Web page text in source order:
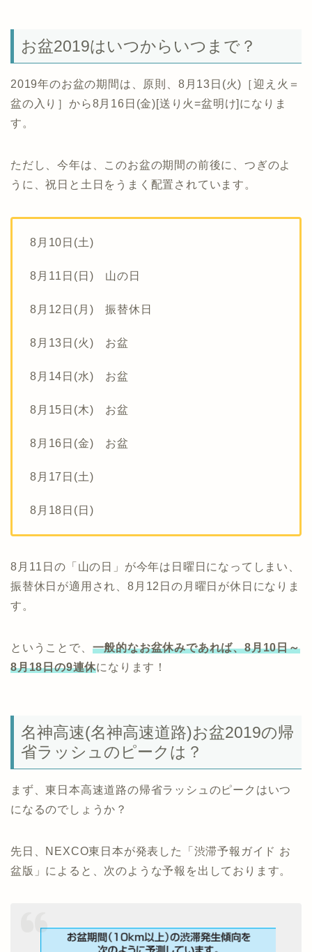
お盆2019はいつからいつまで？
2019年のお盆の期間は、原則、8月13日(火)［迎え火＝
盆の入り］から8月16日(金)[送り火=盆明け]になりま
す。
ただし、今年は、このお盆の期間の前後に、つぎのよ
うに、祝日と土日をうまく配置されています。
8月10日(土)
8月11日(日) 山の日
8月12日(月) 振替休日
8月13日(火) お盆
8月14日(水) お盆
8月15日(木) お盆
8月16日(金) お盆
8月17日(土)
8月18日(日)
8月11日の「山の日」が今年は日曜日になってしまい、
振替休日が適用され、8月12日の月曜日が休日になりま
す。
ということで、 一般的なお盆休みであれば、8月10日～
8月18日の9連休になります！
名神高速(名神高速道路)お盆2019の帰
省ラッシュのピークは？
まず、東日本高速道路の帰省ラッシュのピークはいつ
になるのでしょうか？
先日、NEXCO東日本が発表した「渋滞予報ガイド お
盆版」によると、次のような予報を出しております。